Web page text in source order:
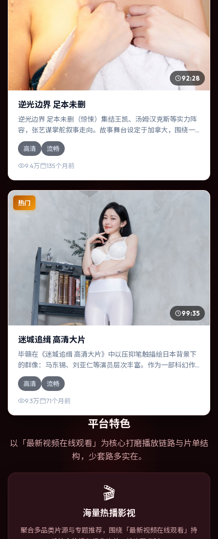
92:28
逆光边界 足本未删
逆光边界 足本未删（惊悚）集结王凯、汤姆·汉克斯等实力阵
容，张艺谋掌舵叙事走向。故事舞台设定于加拿大，围绕一
次意外选择展开连锁反应；配乐与色彩高度服务于主题，结
尾留白耐人寻味。
高清 流畅
9.4万 135个月前
热门
99:35
迷城追缉 高清大片
毕赣在《迷城追缉 高清大片》中以压抑笔触描绘日本背景下
的群像：马东锡、刘亚仁等演员层次丰富。作为一部科幻作
品，故事从日常裂缝切入，逐步推向不可逆转的结局；视听
语言统一，情感落点克制有力。
高清 流畅
9.3万 71个月前
平台特色
以「最新视频在线观看 」为核心打磨播放链路与片单结
构，少套路多实在。
🎬
海量热播影视
聚合多品类片源与专题推荐，围绕「最新视频在线观看」持